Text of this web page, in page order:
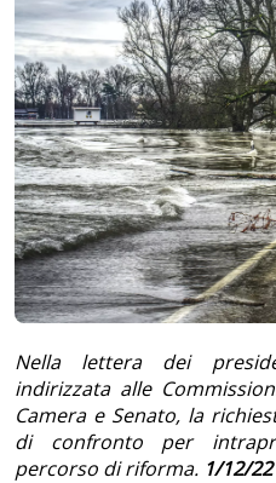
Nella lettera dei
indirizzata alle
Camera e Senato, la
di confronto per
percorso di riforma. 1/12/22